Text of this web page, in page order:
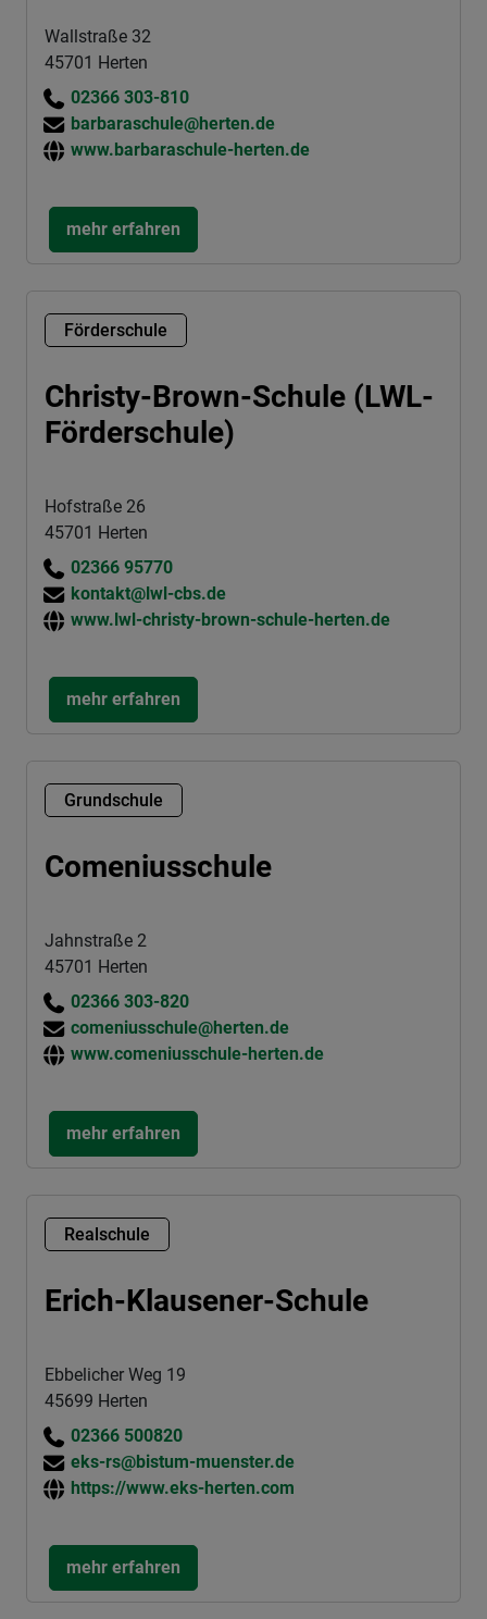
Wallstraße 32
45701 Herten
02366 303-810
barbaraschule@herten.de
www.barbaraschule-herten.de
mehr erfahren
Förderschule
Christy-Brown-Schule (LWL-
Förderschule)
Hofstraße 26
45701 Herten
02366 95770
kontakt@lwl-cbs.de
www.lwl-christy-brown-schule-herten.de
mehr erfahren
Grundschule
Comeniusschule
Jahnstraße 2
45701 Herten
02366 303-820
comeniusschule@herten.de
www.comeniusschule-herten.de
mehr erfahren
Realschule
Erich-Klausener-Schule
Ebbelicher Weg 19
45699 Herten
02366 500820
eks-rs@bistum-muenster.de
https://www.eks-herten.com
mehr erfahren